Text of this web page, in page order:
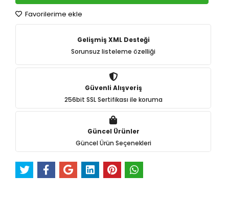
Favorilerime ekle
Gelişmiş XML Desteği
Sorunsuz listeleme özelliği
Güvenli Alışveriş
256bit SSL Sertifikası ile koruma
Güncel Ürünler
Güncel Ürün Seçenekleri